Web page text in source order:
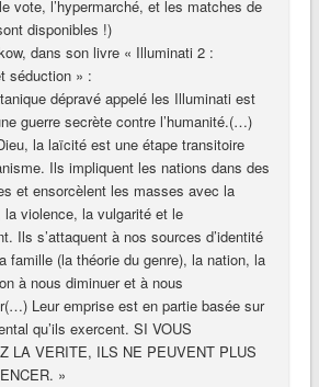
vote, l’hypermarché, et les matches de
disponibles !)
dans son livre « Illuminati 2 :
séduction » :
dépravé appelé les Illuminati est
guerre secrète contre l’humanité.(…)
la laïcité est une étape transitoire
Ils impliquent les nations dans des
et ensorcèlent les masses avec la
la violence, la vulgarité et le
Ils s’attaquent à nos sources d’identité
famille (la théorie du genre), la nation, la
à nous diminuer et à nous
Leur emprise est en partie basée sur
qu’ils exercent. SI VOUS
LA VERITE, ILS NE PEUVENT PLUS
»